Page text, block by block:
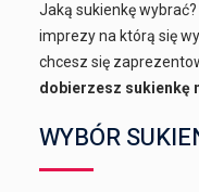
Jaką sukienkę
imprezy na którą się
chcesz się
dobierzesz sukienkę
WYBÓR